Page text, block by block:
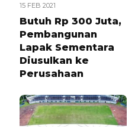
15 FEB 2021
Butuh Rp 300 Juta,
Pembangunan
Lapak Sementara
Diusulkan ke
Perusahaan